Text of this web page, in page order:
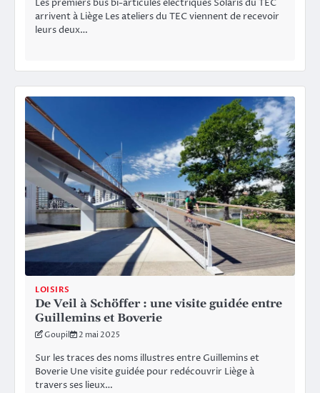
arrivent à Liège Les ateliers du TEC viennent de recevoir
leurs deux…
LOISIRS
De Veil à Schöffer : une visite guidée entre
Guillemins et Boverie
Goupil 2 mai 2025
Sur les traces des noms illustres entre Guillemins et
Boverie Une visite guidée pour redécouvrir Liège à
travers ses lieux…